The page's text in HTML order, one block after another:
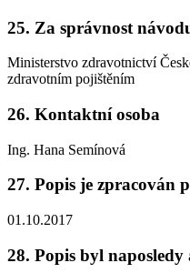
25. Za správnost
Ministerstvo zdravotnictví
zdravotním pojištěním
26. Kontaktní osoba
Ing. Hana Semínová
27. Popis je zpracován
01.10.2017
28. Popis byl